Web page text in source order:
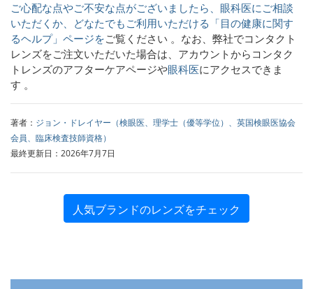
ご心配な点やご不安な点がございましたら、眼科医にご相談
いただくか、どなたでもご利用いただける「目の健康に関す
るヘルプ」ページをご覧ください 。なお、弊社でコンタクト
レンズをご注文いただいた場合は、 アカウントからコンタク
トレンズのアフターケアページや眼科医にアクセスできま
す 。
著者： ジョン・ドレイヤー（検眼医、理学士（優等学位）、英国検眼医協会
会員、臨床検査技師資格）
最終更新日：2026年7月7日
人気ブランドのレンズをチェック